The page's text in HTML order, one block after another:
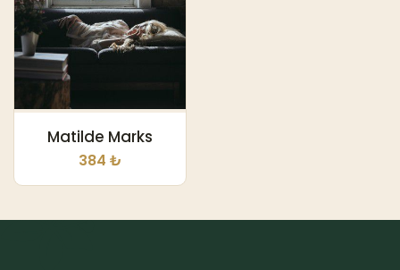
Matilde Marks
384 ₺